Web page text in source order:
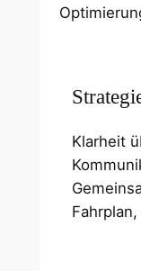
Klarheit